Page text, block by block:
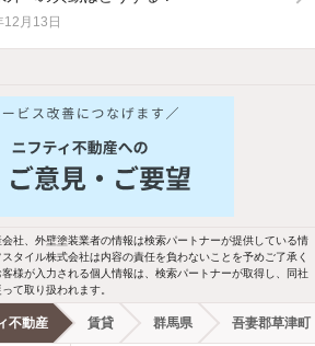
12月13日
2階以上
独立洗面台
都市ガス
社、外壁塗装業者の情報は検索パートナーが提供している情
タイル株式会社は内容の責任を負わないことを予めご了承く
様が入力される個人情報は、検索パートナーが取得し、同社
て取り扱われます。
不動産 賃貸 群馬県 吾妻郡草津町